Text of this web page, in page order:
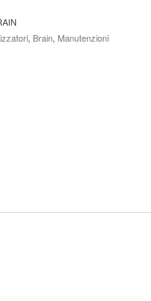
, Brain,Manutenzioni